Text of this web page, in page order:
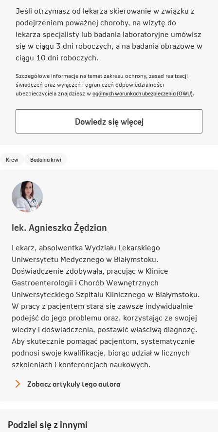
Jeśli otrzymasz od lekarza skierowanie w związku z
podejrzeniem poważnej choroby, na wizytę do
lekarza specjalisty lub badania laboratoryjne umówisz
się w ciągu 3 dni roboczych, a na badania obrazowe w
ciągu 10 dni roboczych.
Szczegółowe informacje na temat zakresu ochrony, zasad realizacji
świadczeń oraz wyłączeń i ograniczeń odpowiedzialności
ubezpieczyciela znajdziesz wogólnych warunkach ubezpieczenia (OWU).
Dowiedz się więcejLink
otwiera
Krew Badania krwi
lek. Agnieszka Żędzian
Lekarz, absolwentka Wydziału Lekarskiego
Uniwersytetu Medycznego w Białymstoku.
Doświadczenie zdobywała, pracując w Klinice
Gastroenterologii i Chorób Wewnętrznych
Uniwersyteckiego Szpitalu Klinicznego w Białymstoku.
W pracy z pacjentem stara się zawsze indywidualnie
podejść do jego problemu oraz, korzystając ze swojej
wiedzy i doświadczenia, postawić właściwą diagnozę.
Aby skutecznie pomagać pacjentom, systematycznie
podnosi swoje kwalifikacje, biorąc udział w licznych
szkoleniach i konferencjach naukowych.
lek.
Zobacz artykuły tego autora
Podziel się z innymi